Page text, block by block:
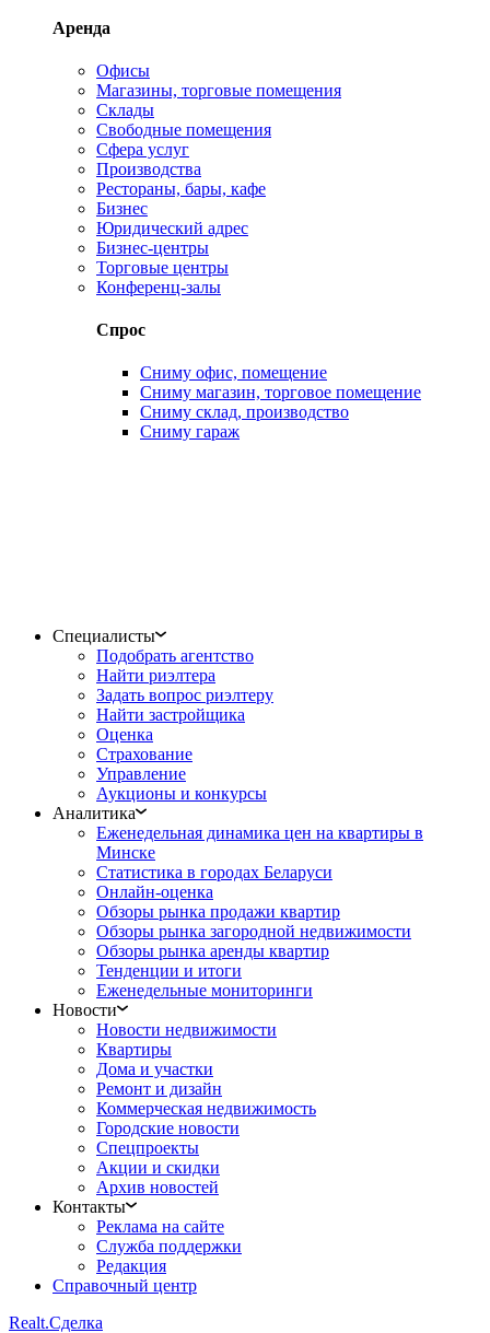
Аренда
Офисы
Магазины, торговые помещения
Склады
Свободные помещения
Сфера услуг
Производства
Рестораны, бары, кафе
Бизнес
Юридический адрес
Бизнес-центры
Торговые центры
Конференц-залы
Спрос
Сниму офис, помещение
Сниму магазин, торговое помещение
Сниму склад, производство
Сниму гараж
Специалисты
Подобрать агентство
Найти риэлтера
Задать вопрос риэлтеру
Найти застройщика
Оценка
Страхование
Управление
Аукционы и конкурсы
Аналитика
Еженедельная динамика цен на квартиры в
Минске
Статистика в городах Беларуси
Онлайн-оценка
Обзоры рынка продажи квартир
Обзоры рынка загородной недвижимости
Обзоры рынка аренды квартир
Тенденции и итоги
Еженедельные мониторинги
Новости
Новости недвижимости
Квартиры
Дома и участки
Ремонт и дизайн
Коммерческая недвижимость
Городские новости
Спецпроекты
Акции и скидки
Архив новостей
Контакты
Реклама на сайте
Служба поддержки
Редакция
Справочный центр
Realt.Сделка